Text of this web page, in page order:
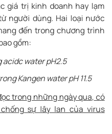
giá trị kinh doanh hay lạm
người dùng. Hai loại nước
đến trong chương trình
gồm:
water pH2.5
Kangen water pH 11.5
trong những ngày qua, có
sự lây lan của virus